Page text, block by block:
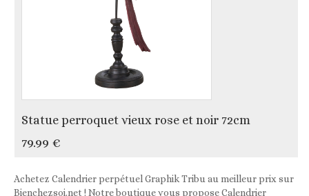
Statue perroquet vieux rose et noir 72cm
79.99 €
Achetez Calendrier perpétuel Graphik Tribu au meilleur prix sur
Bienchezsoi.net ! Notre boutique vous propose Calendrier